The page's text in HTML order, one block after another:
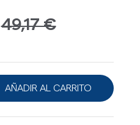
49,17 €
AÑADIR AL CARRITO